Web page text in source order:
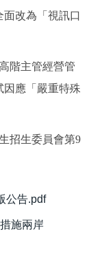
改為「視訊口
階主管經營管
因應「嚴重特殊
招生委員會第9
公告.pdf
施兩岸